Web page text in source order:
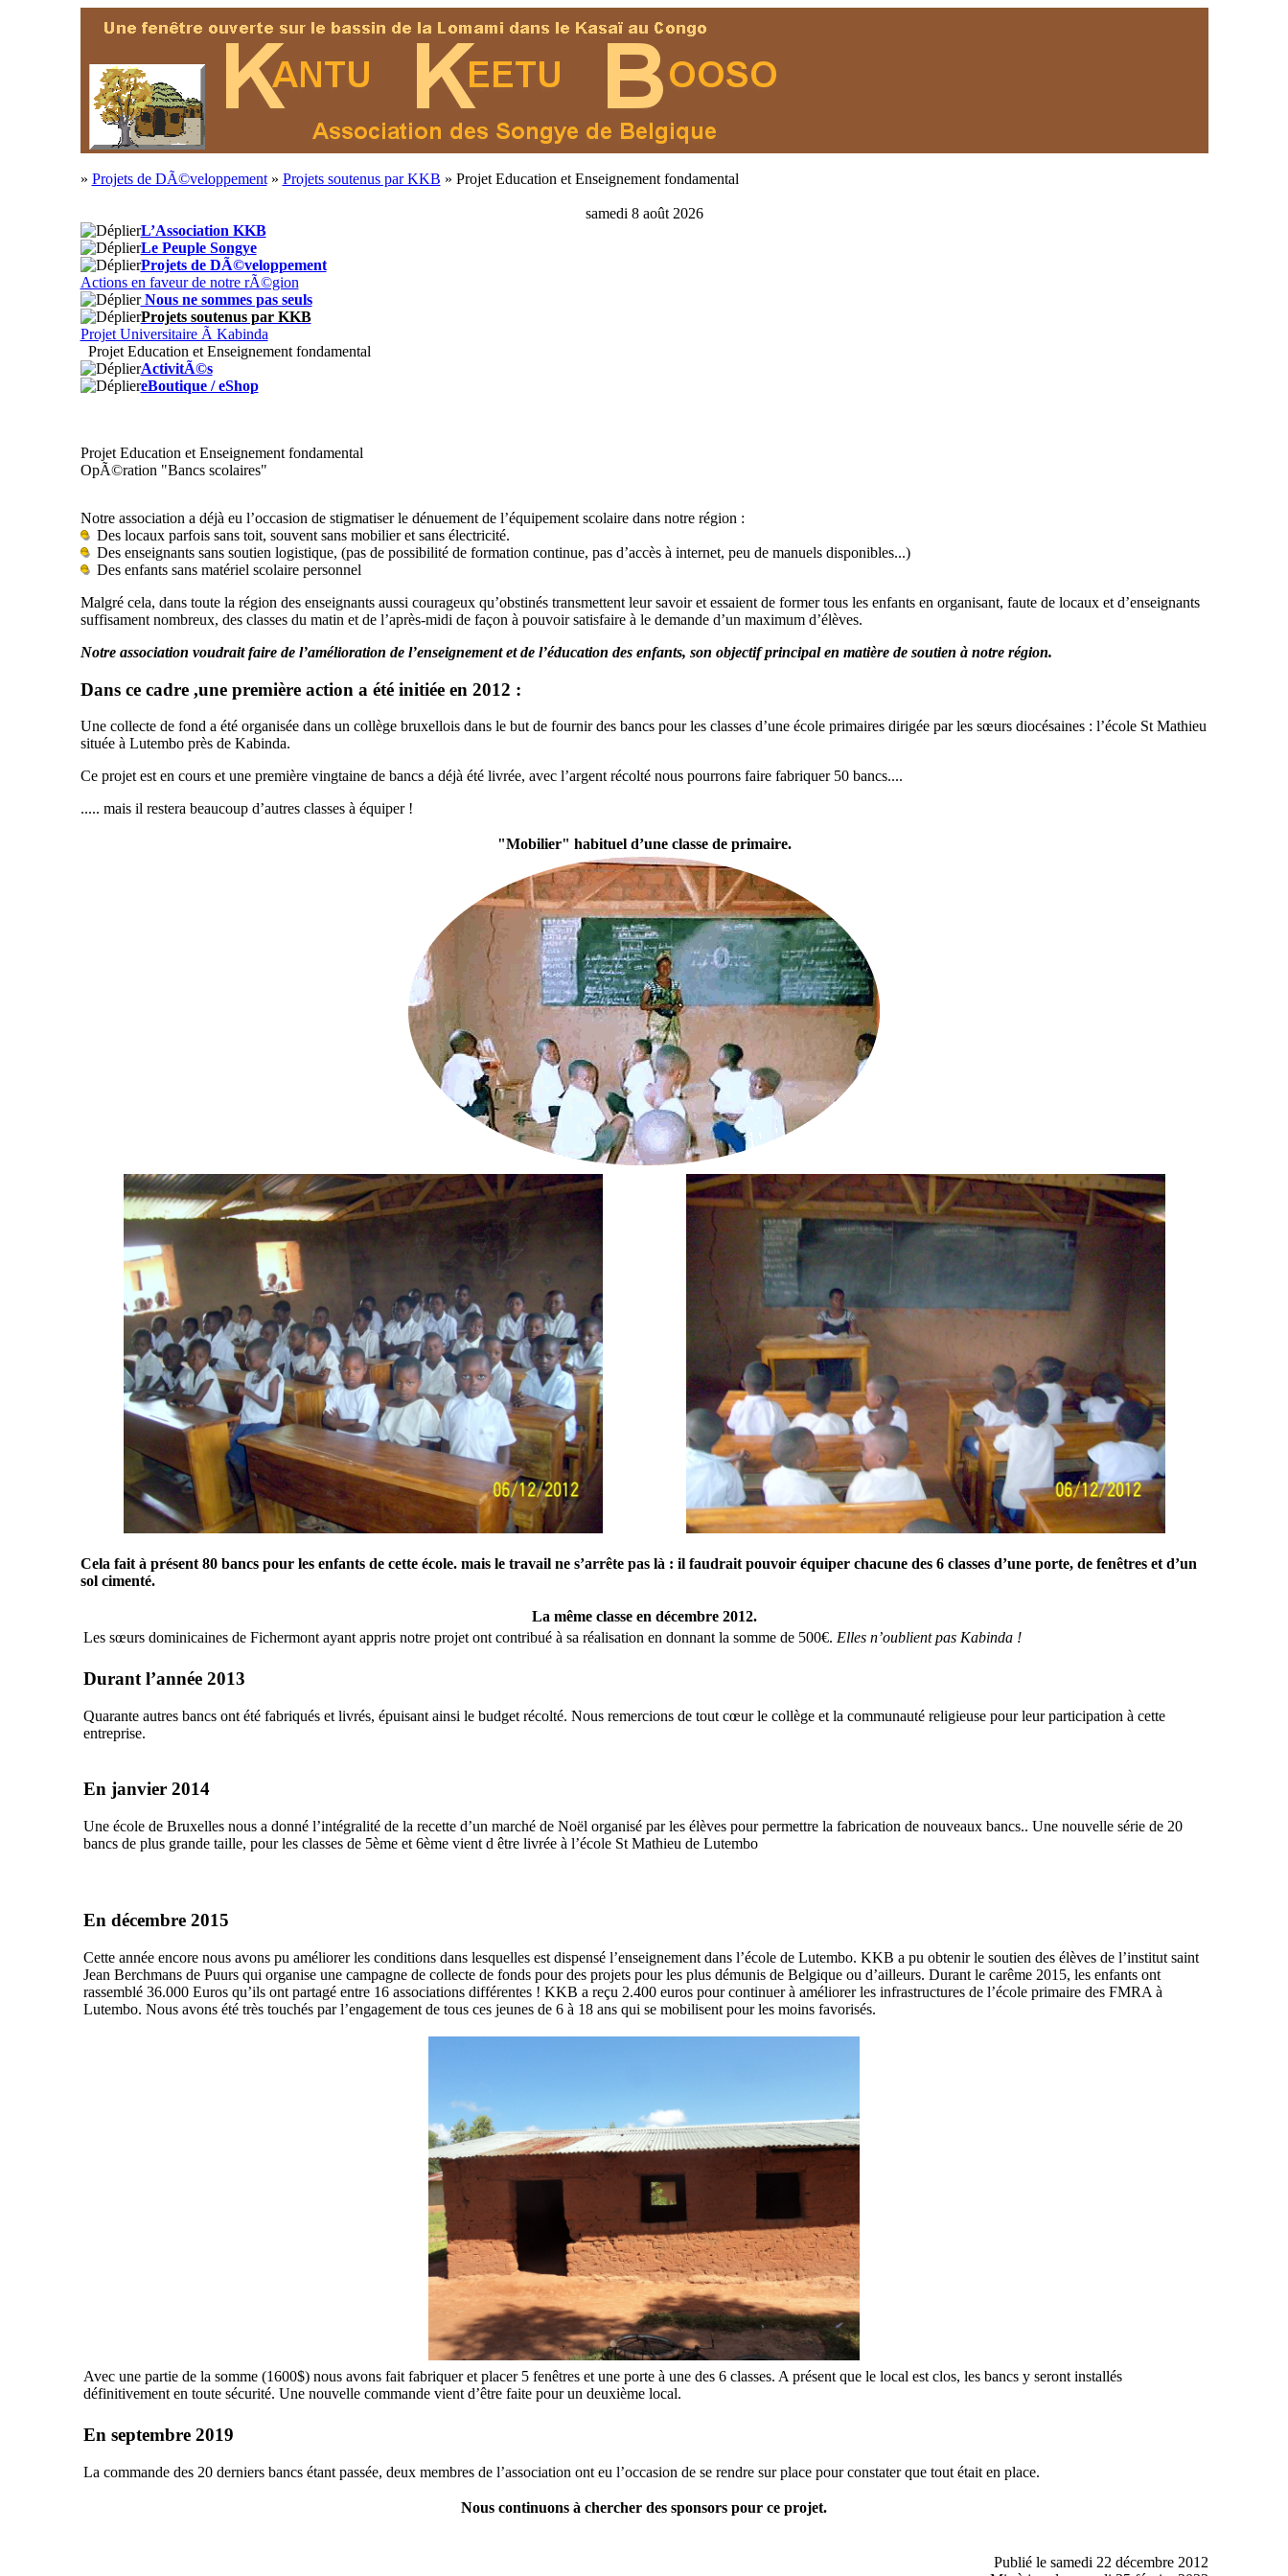
» Projets de DÃ©veloppement» Projets soutenus par KKB » Projet Education et Enseignement fondamental
samedi 8 août 2026
L’Association KKB
Le Peuple Songye
Projets de DÃ©veloppement
Actions en faveur de notre rÃ©gion
Nous ne sommes pas seuls
Projets soutenus par KKB
Projet Universitaire Ã Kabinda
Projet Education et Enseignement fondamental
ActivitÃ©s
eBoutique / eShop
Projet Education et Enseignement fondamental
OpÃ©ration "Bancs scolaires"
Notre association a déjà eu l’occasion de stigmatiser le dénuement de l’équipement scolaire dans notre région :
Des locaux parfois sans toit, souvent sans mobilier et sans électricité.
Des enseignants sans soutien logistique, (pas de possibilité de formation continue, pas d’accès à internet, peu de manuels disponibles...)
Des enfants sans matériel scolaire personnel
Malgré cela, dans toute la région des enseignants aussi courageux qu’obstinés transmettent leur savoir et essaient de former tous les enfants en organisant, faute de locaux et d’enseignants
suffisament nombreux, des classes du matin et de l’après-midi de façon à pouvoir satisfaire à le demande d’un maximum d’élèves.
Notre association voudrait faire de l’amélioration de l’enseignement et de l’éducation des enfants, son objectif principal en matière de soutien à notre région.
Dans ce cadre ,une première action a été initiée en 2012 :
Une collecte de fond a été organisée dans un collège bruxellois dans le but de fournir des bancs pour les classes d’une école primaires dirigée par les sœurs diocésaines : l’école St Mathieu
située à Lutembo près de Kabinda.
Ce projet est en cours et une première vingtaine de bancs a déjà été livrée, avec l’argent récolté nous pourrons faire fabriquer 50 bancs....
..... mais il restera beaucoup d’autres classes à équiper !
"Mobilier" habituel d’une classe de primaire.
Cela fait à présent 80 bancs pour les enfants de cette école. mais le travail ne s’arrête pas là : il faudrait pouvoir équiper chacune des 6 classes d’une porte, de fenêtres et d’un
sol cimenté.
La même classe en décembre 2012.
Les sœurs dominicaines de Fichermont ayant appris notre projet ont contribué à sa réalisation en donnant la somme de 500€. Elles n’oublient pas Kabinda !
Durant l’année 2013
Quarante autres bancs ont été fabriqués et livrés, épuisant ainsi le budget récolté. Nous remercions de tout cœur le collège et la communauté religieuse pour leur participation à cette
entreprise.
En janvier 2014
Une école de Bruxelles nous a donné l’intégralité de la recette d’un marché de Noël organisé par les élèves pour permettre la fabrication de nouveaux bancs.. Une nouvelle série de 20
bancs de plus grande taille, pour les classes de 5ème et 6ème vient d être livrée à l’école St Mathieu de Lutembo
En décembre 2015
Cette année encore nous avons pu améliorer les conditions dans lesquelles est dispensé l’enseignement dans l’école de Lutembo. KKB a pu obtenir le soutien des élèves de l’institut saint
Jean Berchmans de Puurs qui organise une campagne de collecte de fonds pour des projets pour les plus démunis de Belgique ou d’ailleurs. Durant le carême 2015, les enfants ont
rassemblé 36.000 Euros qu’ils ont partagé entre 16 associations différentes ! KKB a reçu 2.400 euros pour continuer à améliorer les infrastructures de l’école primaire des FMRA à
Lutembo. Nous avons été très touchés par l’engagement de tous ces jeunes de 6 à 18 ans qui se mobilisent pour les moins favorisés.
Avec une partie de la somme (1600$) nous avons fait fabriquer et placer 5 fenêtres et une porte à une des 6 classes. A présent que le local est clos, les bancs y seront installés
définitivement en toute sécurité. Une nouvelle commande vient d’être faite pour un deuxième local.
En septembre 2019
La commande des 20 derniers bancs étant passée, deux membres de l’association ont eu l’occasion de se rendre sur place pour constater que tout était en place.
Nous continuons à chercher des sponsors pour ce projet.
Publié le samedi 22 décembre 2012